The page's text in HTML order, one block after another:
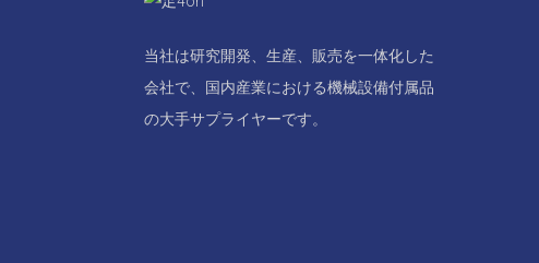
当社は研究開発、生産、販売を一体化した
会社で、国内産業における機械設備付属品
の大手サプライヤーです。